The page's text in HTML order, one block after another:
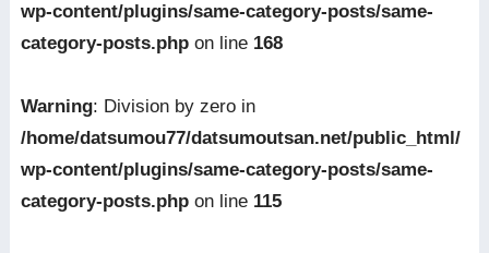
wp-content/plugins/same-category-posts/same-
category-posts.phpon line 168
Warning: Division by zero in
/home/datsumou77/datsumoutsan.net/public_html/
wp-content/plugins/same-category-posts/same-
category-posts.phpon line 115